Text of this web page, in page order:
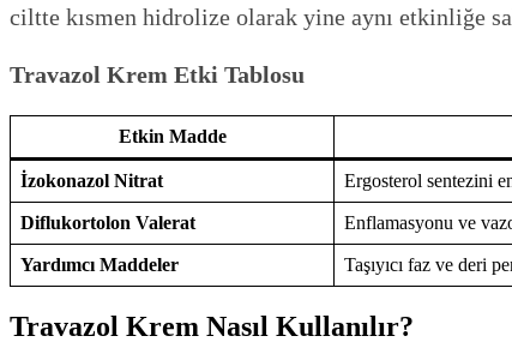
ciltte kısmen hidrolize olarak yine aynı etkinliğe
Travazol Krem Etki Tablosu
Etkin Madde
İzokonazol Nitrat Ergosterol sentezini
Diflukortolon Valerat Enflamasyonu ve
Yardımcı Maddeler Taşıyıcı faz ve deri
Travazol Krem Nasıl Kullanılır?